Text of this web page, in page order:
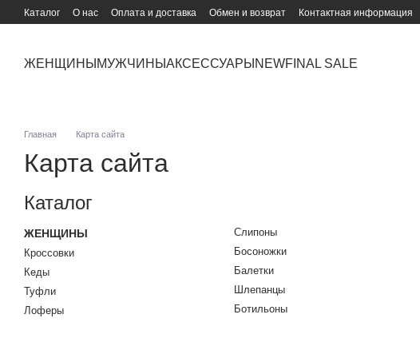
Перейти к основному контенту
Каталог О нас Оплата и доставка Обмен и возврат Контактная информация
ЖЕНЩИНЫ МУЖЧИНЫ АКСЕССУАРЫ NEWFINAL SALE
Главная Карта сайта
Карта сайта
Каталог
ЖЕНЩИНЫ
Кроссовки
Кеды
Туфли
Лоферы
Слипоны
Босоножки
Балетки
Шлепанцы
Ботильоны